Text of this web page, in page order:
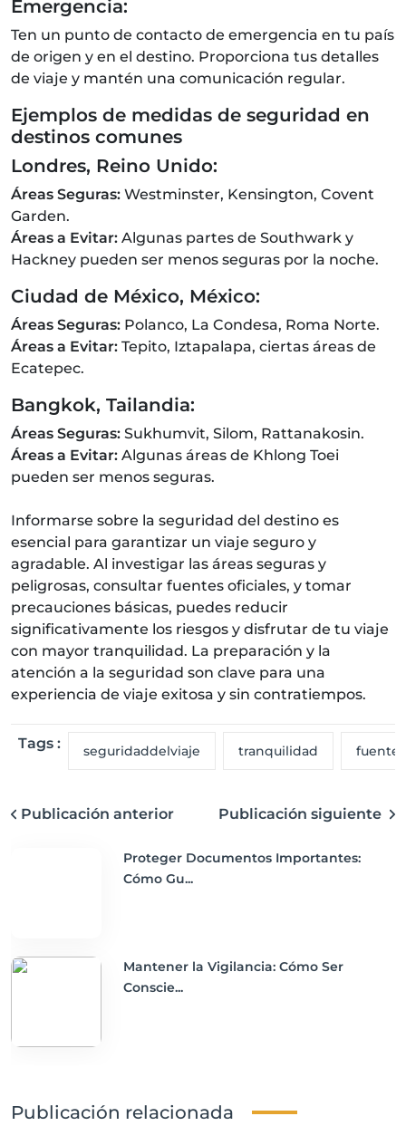
Emergencia:
Ten un punto de contacto de emergencia en tu país
de origen y en el destino. Proporciona tus detalles
de viaje y mantén una comunicación regular.
Ejemplos de medidas de seguridad en
destinos comunes
Londres, Reino Unido:
Áreas Seguras: Westminster, Kensington, Covent
Garden.
Áreas a Evitar: Algunas partes de Southwark y
Hackney pueden ser menos seguras por la noche.
Ciudad de México, México:
Áreas Seguras: Polanco, La Condesa, Roma Norte.
Áreas a Evitar: Tepito, Iztapalapa, ciertas áreas de
Ecatepec.
Bangkok, Tailandia:
Áreas Seguras: Sukhumvit, Silom, Rattanakosin.
Áreas a Evitar: Algunas áreas de Khlong Toei
pueden ser menos seguras.
Informarse sobre la seguridad del destino es
esencial para garantizar un viaje seguro y
agradable. Al investigar las áreas seguras y
peligrosas, consultar fuentes oficiales, y tomar
precauciones básicas, puedes reducir
significativamente los riesgos y disfrutar de tu viaje
con mayor tranquilidad. La preparación y la
atención a la seguridad son clave para una
experiencia de viaje exitosa y sin contratiempos.
Tags : seguridaddelviaje tranquilidad
Publicación anterior Publicación siguiente
Proteger Documentos Importantes:
Cómo Gu...
Mantener la Vigilancia: Cómo Ser
Conscie...
Publicación relacionada